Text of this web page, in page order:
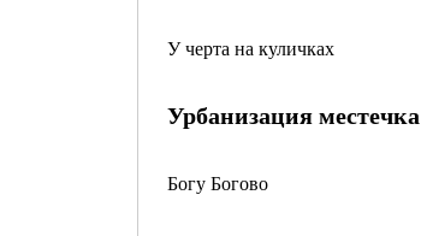
У черта на куличках
Урбанизация местечка
Богу Богово